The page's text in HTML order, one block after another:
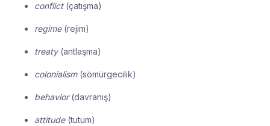
conflict(çatışma)
regime(rejim)
treaty(antlaşma)
colonialism(sömürgecilik)
behavior(davranış)
attitude(tutum)